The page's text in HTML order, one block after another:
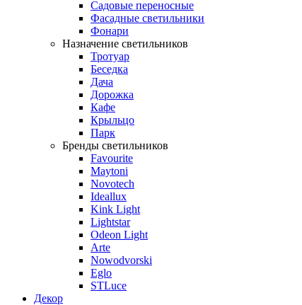
Садовые переносные
Фасадные светильники
Фонари
Назначение светильников
Тротуар
Беседка
Дача
Дорожка
Кафе
Крыльцо
Парк
Бренды светильников
Favourite
Maytoni
Novotech
Ideallux
Kink Light
Lightstar
Odeon Light
Arte
Nowodvorski
Eglo
STLuce
Декор